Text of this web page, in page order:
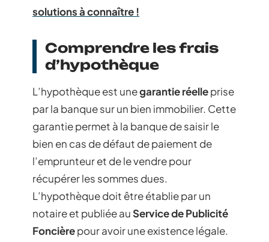
solutions à connaître !
Comprendre les frais
d’hypothèque
L’hypothèque est unegarantie réelleprise
par la banque sur un bien immobilier. Cette
garantie permet à la banque de saisir le
bien en cas de défaut de paiement de
l’emprunteur et de le vendre pour
récupérer les sommes dues.
L’hypothèque doit être établie par un
notaire et publiée au Service de Publicité
Foncièrepour avoir une existence légale.